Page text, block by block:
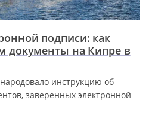
подписи: как
документы на Кипре в
инструкцию об
заверенных электронной